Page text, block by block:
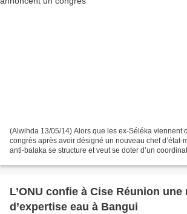
(Alwihda 13/05/14) Alors que les ex-Séléka viennent
congrès après avoir désigné un nouveau chef d’état-
anti-balaka se structure et veut se doter d’un
L’ONU confie à Cise Réunion
d’expertise eau à Bangui